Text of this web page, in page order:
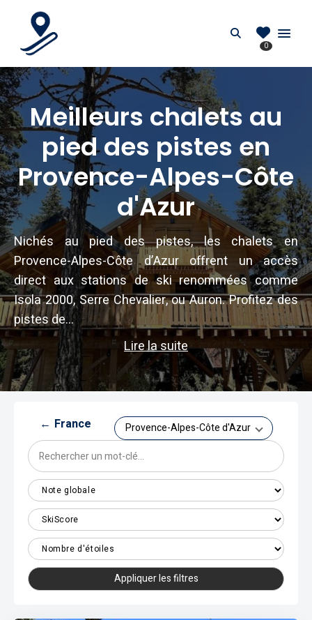
Search
0
Meilleurs chalets au
pied des pistes en
Provence-Alpes-Côte
d'Azur
Nichés au pied des pistes, les chalets en
Provence-Alpes-Côte d’Azur offrent un accès
direct aux stations de ski renommées comme
Isola 2000, Serre Chevalier, ou Auron. Profitez des
pistes de...
Lire la suite
← France Provence-Alpes-Côte d'Azur
Appliquer les filtres